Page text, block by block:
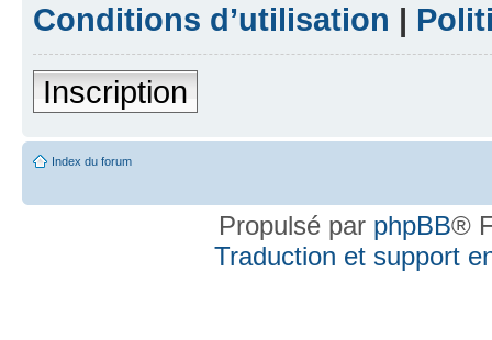
Conditions d’utilisation |
Inscription
Index du forum
Propulsé par phpBB®
Traduction et support